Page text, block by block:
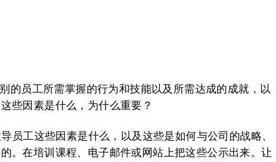
的员工所需掌握的行为和技能以及所需达成的成就，以
些因素是什么，为什么重要？
员工这些因素是什么，以及这些是如何与公司的战略、
。在培训课程、电子邮件或网站上把这些公示出来。让